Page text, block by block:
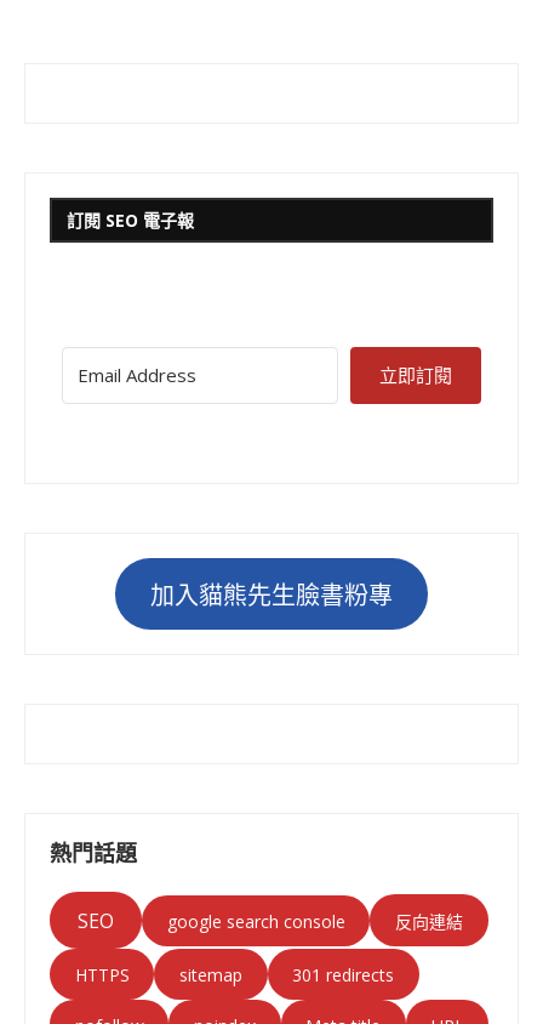
訂閱 SEO 電子報
立即訂閱
加入貓熊先生臉書粉專
熱門話題
SEO google search console 反向連結
HTTPS sitemap 301 redirects